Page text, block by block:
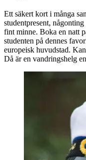
Ett säkert kort i många
studentpresent,
fint minne. Boka en natt
studenten på dennes
europeisk huvudstad.
Då är en vandringshelg